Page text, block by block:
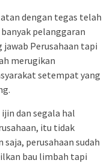
dengan tegas telah
pelanggaran
Perusahaan tapi
merugikan
setempat yang
dan segala hal
itu tidak
perusahaan sudah
bau limbah tapi